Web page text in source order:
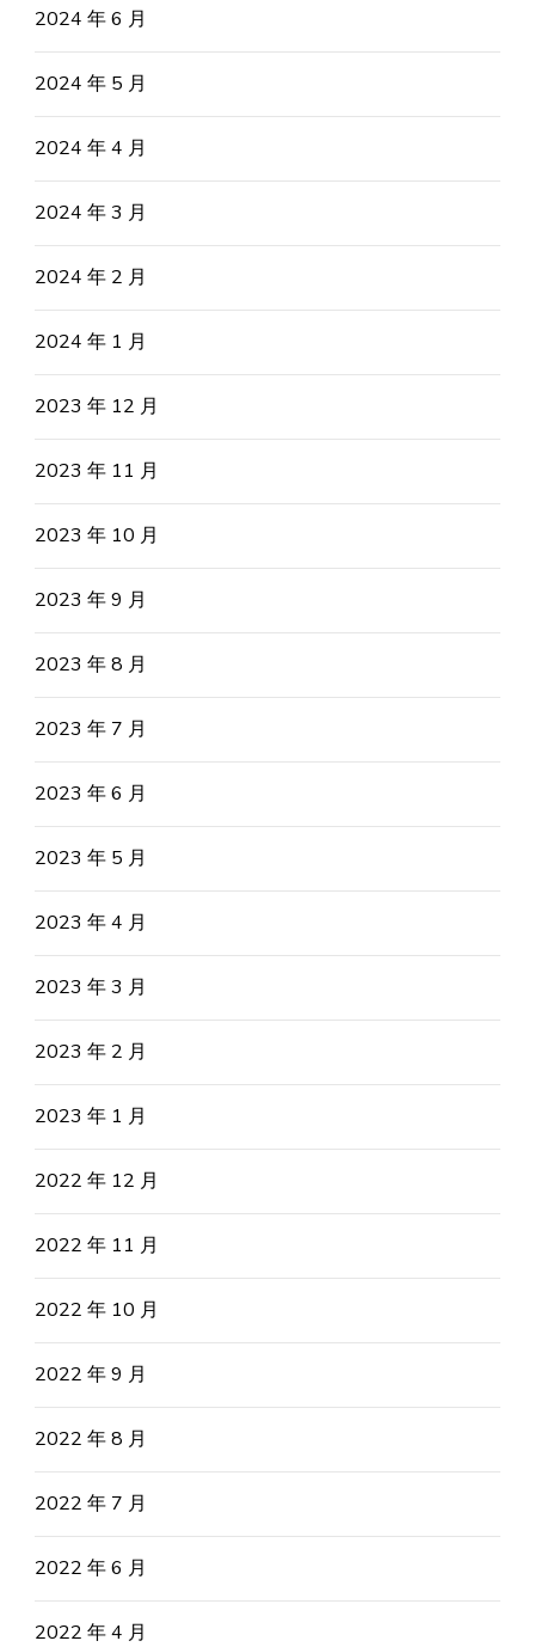
2024 年 6 月
2024 年 5 月
2024 年 4 月
2024 年 3 月
2024 年 2 月
2024 年 1 月
2023 年 12 月
2023 年 11 月
2023 年 10 月
2023 年 9 月
2023 年 8 月
2023 年 7 月
2023 年 6 月
2023 年 5 月
2023 年 4 月
2023 年 3 月
2023 年 2 月
2023 年 1 月
2022 年 12 月
2022 年 11 月
2022 年 10 月
2022 年 9 月
2022 年 8 月
2022 年 7 月
2022 年 6 月
2022 年 4 月